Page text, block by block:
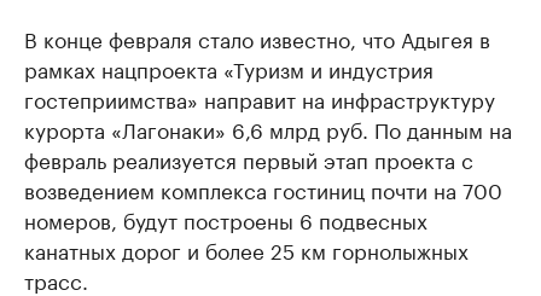
В конце февраля стало известно, что Адыгея в
рамках нацпроекта «Туризм и индустрия
гостеприимства» направит на инфраструктуру
курорта «Лагонаки» 6,6 млрд руб. По данным на
февраль реализуется первый этап проекта с
возведением комплекса гостиниц почти на 700
номеров, будут построены 6 подвесных
канатных дорог и более 25 км горнолыжных
трасс.